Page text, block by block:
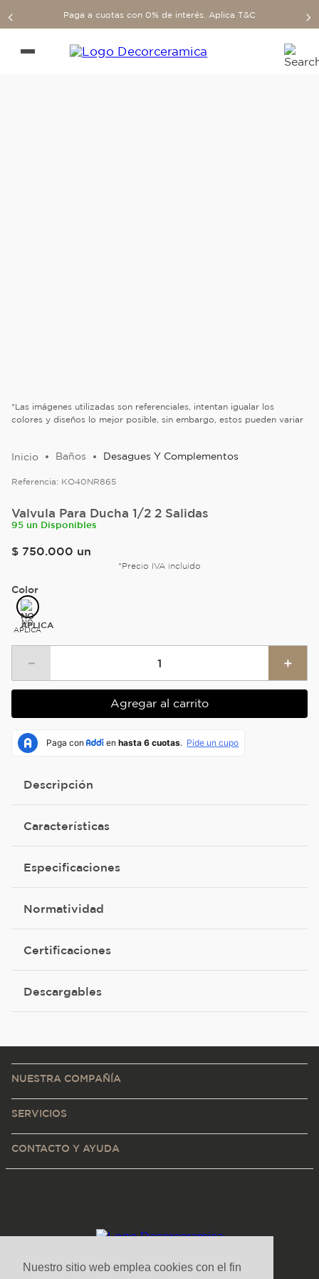
Nuestro sitio web emplea cookies con el fin
Paga a cuotas con 0% de interés. Aplica T&C
*Las imágenes utilizadas son referenciales, intentan igualar los
colores y diseños lo mejor posible, sin embargo, estos pueden variar
Baños Desagues Y Complementos
Referencia: KO40NR865
Valvula Para Ducha 1/2 2 Salidas
95 un Disponibles
$ 750.000 un
*Precio IVA incluido
Color
NO
APLICA
＋
－
Agregar al carrito
Descripción
Características
Especificaciones
Normatividad
Certificaciones
Descargables
NUESTRA COMPAÑÍA
SERVICIOS
CONTACTO Y AYUDA